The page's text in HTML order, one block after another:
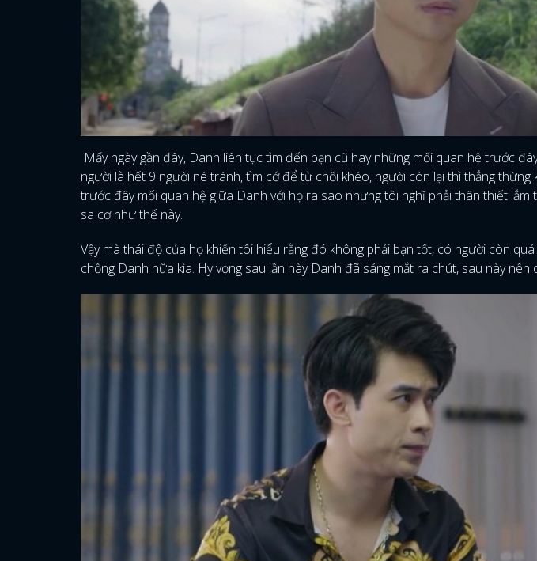
ĐĂNG
Mấy ngày gần đây, Danh liên tục tìm đến bạn cũ hay những mối quan hệ trước
người là hết 9 người né tránh, tìm cớ để từ chối khéo, người còn lại thì thẳng
trước đây mối quan hệ giữa Danh với họ ra sao nhưng tôi nghĩ phải thân thiết
sa cơ như thế này.
Vậy mà thái độ của họ khiến tôi hiểu rằng đó không phải bạn tốt, có người còn
chồng Danh nữa kìa. Hy vọng sau lần này Danh đã sáng mắt ra chút, sau này nên